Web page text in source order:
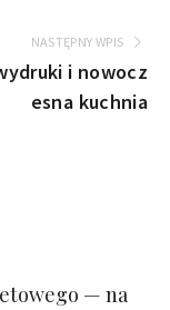
NASTĘPNY WPIS
i nowocz
esna kuchnia
— na